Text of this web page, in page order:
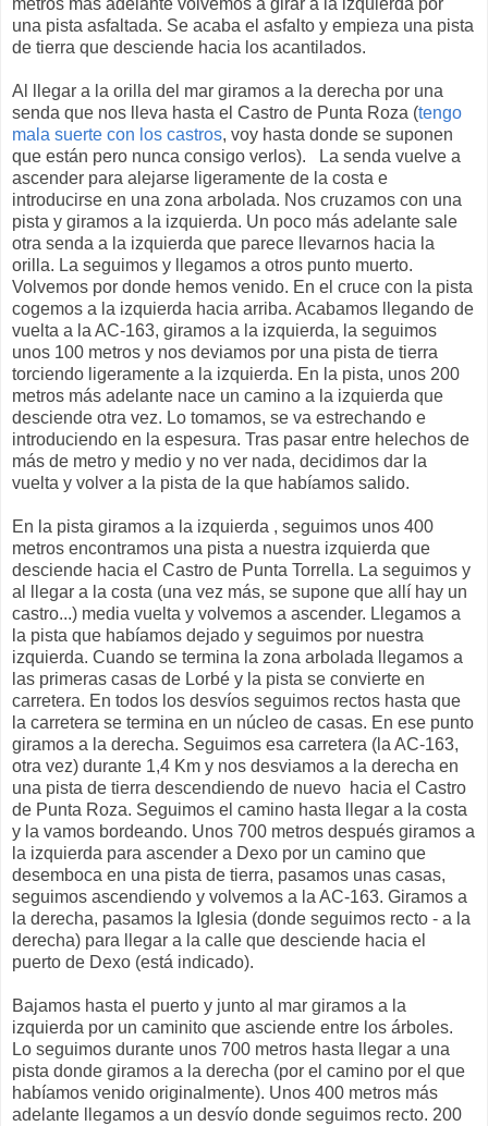
metros más adelante volvemos a girar a la izquierda por
una pista asfaltada. Se acaba el asfalto y empieza una pista
de tierra que desciende hacia los acantilados.
Al llegar a la orilla del mar giramos a la derecha por una
senda que nos lleva hasta el Castro de Punta Roza (tengo
mala suerte con los castros, voy hasta donde se suponen
que están pero nunca consigo verlos). La senda vuelve a
ascender para alejarse ligeramente de la costa e
introducirse en una zona arbolada. Nos cruzamos con una
pista y giramos a la izquierda. Un poco más adelante sale
otra senda a la izquierda que parece llevarnos hacia la
orilla. La seguimos y llegamos a otros punto muerto.
Volvemos por donde hemos venido. En el cruce con la pista
cogemos a la izquierda hacia arriba. Acabamos llegando de
vuelta a la AC-163, giramos a la izquierda, la seguimos
unos 100 metros y nos deviamos por una pista de tierra
torciendo ligeramente a la izquierda. En la pista, unos 200
metros más adelante nace un camino a la izquierda que
desciende otra vez. Lo tomamos, se va estrechando e
introduciendo en la espesura. Tras pasar entre helechos de
más de metro y medio y no ver nada, decidimos dar la
vuelta y volver a la pista de la que habíamos salido.
En la pista giramos a la izquierda , seguimos unos 400
metros encontramos una pista a nuestra izquierda que
desciende hacia el Castro de Punta Torrella. La seguimos y
al llegar a la costa (una vez más, se supone que allí hay un
castro...) media vuelta y volvemos a ascender. Llegamos a
la pista que habíamos dejado y seguimos por nuestra
izquierda. Cuando se termina la zona arbolada llegamos a
las primeras casas de Lorbé y la pista se convierte en
carretera. En todos los desvíos seguimos rectos hasta que
la carretera se termina en un núcleo de casas. En ese punto
giramos a la derecha. Seguimos esa carretera (la AC-163,
otra vez) durante 1,4 Km y nos desviamos a la derecha en
una pista de tierra descendiendo de nuevo hacia el Castro
de Punta Roza. Seguimos el camino hasta llegar a la costa
y la vamos bordeando. Unos 700 metros después giramos a
la izquierda para ascender a Dexo por un camino que
desemboca en una pista de tierra, pasamos unas casas,
seguimos ascendiendo y volvemos a la AC-163. Giramos a
la derecha, pasamos la Iglesia (donde seguimos recto - a la
derecha) para llegar a la calle que desciende hacia el
puerto de Dexo (está indicado).
Bajamos hasta el puerto y junto al mar giramos a la
izquierda por un caminito que asciende entre los árboles.
Lo seguimos durante unos 700 metros hasta llegar a una
pista donde giramos a la derecha (por el camino por el que
habíamos venido originalmente). Unos 400 metros más
adelante llegamos a un desvío donde seguimos recto. 200